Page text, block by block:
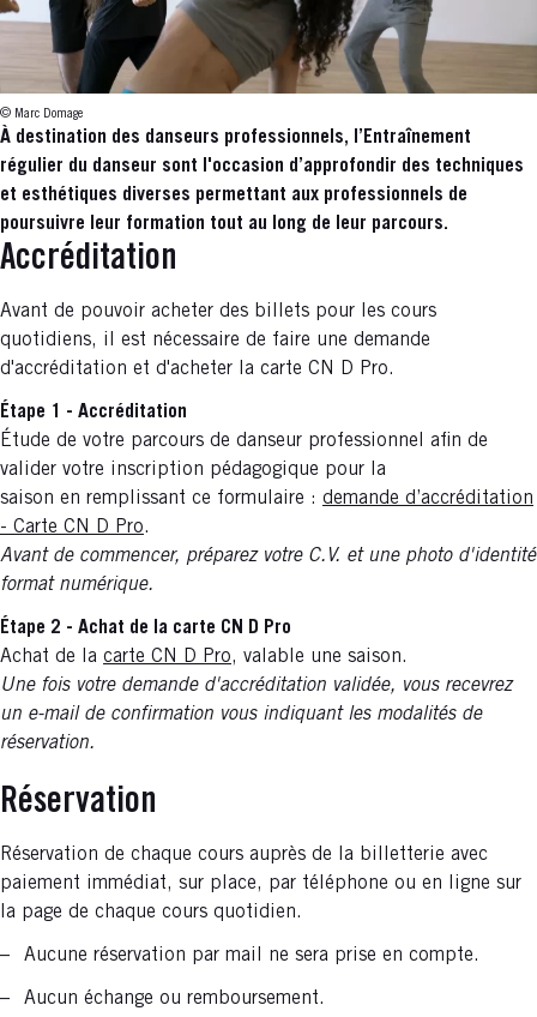
© Marc Domage
À destination des danseurs professionnels, l’Entraînement
régulier du danseur sont l'occasion d’approfondir des techniques
et esthétiques diverses permettant aux professionnels de
poursuivre leur formation tout au long de leur parcours.
Accréditation
Avant de pouvoir acheter des billets pour les cours
quotidiens, il est nécessaire de faire une demande
d'accréditation et d'acheter la carte CN D Pro.
Étape 1 - Accréditation
Étude de votre parcours de danseur professionnel afin de
valider votre inscription pédagogique pour la
saison en remplissant ce formulaire : demande d’accréditation
- Carte CN D Pro.
Avant de commencer, préparez votre C.V. et une photo d'identité
format numérique.
Étape 2 - Achat de la carte CN D Pro
Achat de la carte CN D Pro, valable une saison.
Une fois votre demande d'accréditation validée, vous recevrez
un e-mail de confirmation vous indiquant les modalités de
réservation.
Réservation
Réservation de chaque cours auprès de la billetterie avec
paiement immédiat, sur place, par téléphone ou en ligne sur
la page de chaque cours quotidien.
Aucune réservation par mail ne sera prise en compte.
Aucun échange ou remboursement.